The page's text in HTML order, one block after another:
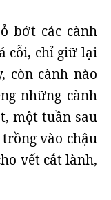
bớt các cành
cỗi, chỉ giữ lại
còn cành nào
những cành
một tuần sau
vào chậu
vết cắt lành,